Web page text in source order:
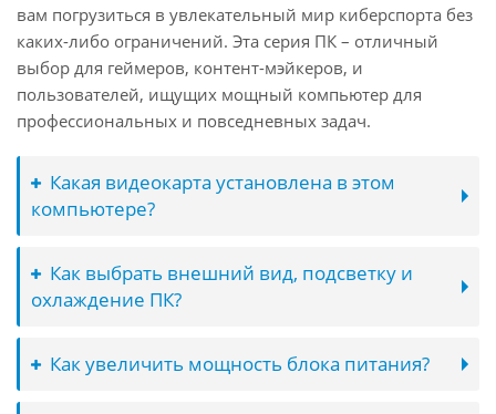
вам погрузиться в увлекательный мир киберспорта без
каких-либо ограничений. Эта серия ПК – отличный
выбор для геймеров, контент-мэйкеров, и
пользователей, ищущих мощный компьютер для
профессиональных и повседневных задач.
Какая видеокарта установлена в этом
компьютере?
Как выбрать внешний вид, подсветку и
охлаждение ПК?
Как увеличить мощность блока питания?